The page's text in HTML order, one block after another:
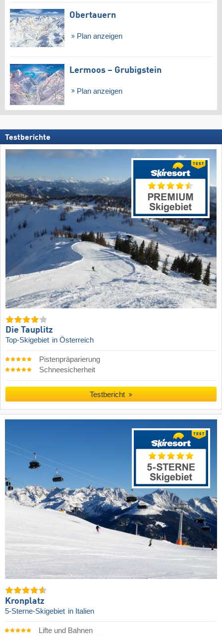
Obertauern
Plan anzeigen
Lermoos – Grubigstein
Plan anzeigen
Testberichte
Die Tauplitz
Top-Skigebiet in Österreich
Pistenpräparierung
Schneesicherheit
Testbericht
Kronplatz
5-Sterne-Skigebiet in Italien
Lifte und Bahnen